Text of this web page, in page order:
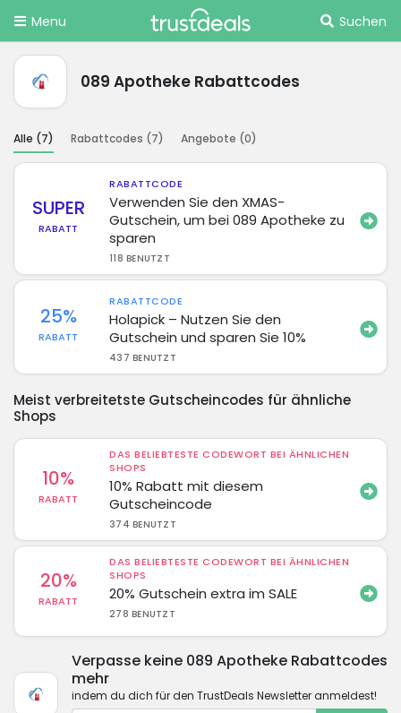
Menu Suchen
089 Apotheke Rabattcodes
Alle (7) Rabattcodes (7) Angebote (0)
SUPER
RABATT
RABATTCODE
Verwenden Sie den XMAS-
Gutschein, um bei 089 Apotheke zu
sparen
118 BENUTZT
25%
RABATT
RABATTCODE
Holapick – Nutzen Sie den
Gutschein und sparen Sie 10%
437 BENUTZT
Meist verbreitetste Gutscheincodes für ähnliche
Shops
10%
RABATT
DAS BELIEBTESTE CODEWORT BEI ÄHNLICHEN
SHOPS
10% Rabatt mit diesem
Gutscheincode
374 BENUTZT
20%
RABATT
DAS BELIEBTESTE CODEWORT BEI ÄHNLICHEN
SHOPS
20% Gutschein extra im SALE
278 BENUTZT
Verpasse keine 089 Apotheke Rabattcodes
mehr
indem du dich für den TrustDeals Newsletter anmeldest!